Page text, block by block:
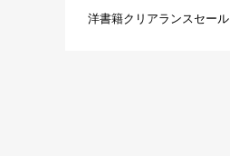
洋書籍クリアランスセール